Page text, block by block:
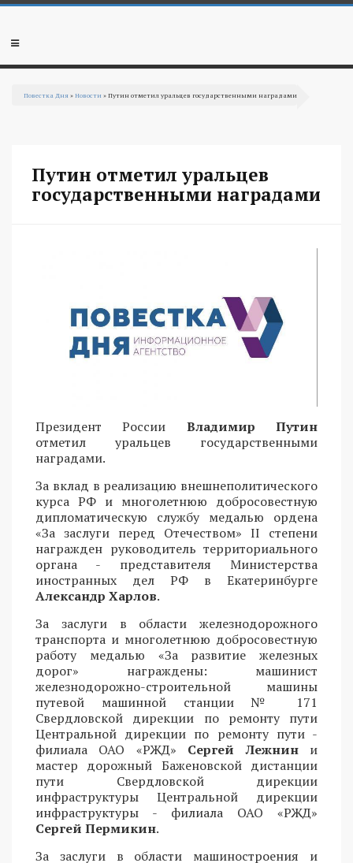
Перейти к основному содержанию
Мобильное
Повестка Дня »Новости » Путин отметил уральцев государственными наградами
Путин отметил уральцев
государственными наградами
Президент России Владимир Путин
отметил уральцев государственными
наградами.
За вклад в реализацию внешнеполитического
курса РФ и многолетнюю добросовестную
дипломатическую службу медалью ордена
«За заслуги перед Отечеством» II степени
награжден руководитель территориального
органа - представителя Министерства
иностранных дел РФ в Екатеринбурге
Александр Харлов.
За заслуги в области железнодорожного
транспорта и многолетнюю добросовестную
работу медалью «За развитие железных
дорог» награждены: машинист
железнодорожно-строительной машины
путевой машинной станции № 171
Свердловской дирекции по ремонту пути
Центральной дирекции по ремонту пути -
филиала ОАО «РЖД» Сергей Лежнин и
мастер дорожный Баженовской дистанции
пути Свердловской дирекции
инфраструктуры Центральной дирекции
инфраструктуры - филиала ОАО «РЖД»
Сергей Пермикин.
За заслуги в области машиностроения и